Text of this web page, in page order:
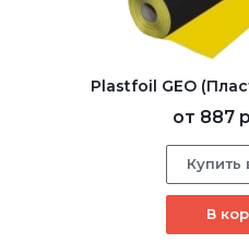
Plastfoil GEO
от 887
Купить
В